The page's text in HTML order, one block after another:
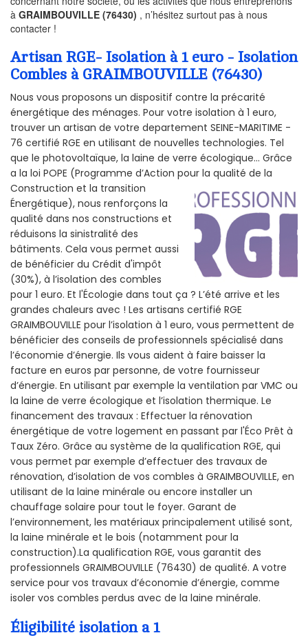
à GRAIMBOUVILLE (76430) , n’hésitez surtout pas à nous
contacter !
Artisan RGE- Isolation à 1 euro - Isolation
Combles à GRAIMBOUVILLE (76430)
Nous vous proposons un dispositif contre la précarité
énergétique des ménages. Pour votre isolation à 1 euro,
trouver un artisan de votre departement SEINE-MARITIME -
76 certifié RGE en utilisant de nouvelles technologies. Tel
que le photovoltaïque, la laine de verre écologique... Grâce
a la loi POPE (Programme d’Action pour la qualité de la
Construction et la transition
Énergétique), nous renforçons la
qualité dans nos constructions et
réduisons la sinistralité des
bâtiments. Cela vous permet aussi
de bénéficier du Crédit d'impôt
(30%), à l’isolation des combles
pour 1 euro. Et l'Écologie dans tout ça ? L’été arrive et les
grandes chaleurs avec ! Les artisans certifié RGE
GRAIMBOUVILLE pour l’isolation à 1 euro, vous permettent de
bénéficier des conseils de professionnels spécialisé dans
l’économie d’énergie. Ils vous aident à faire baisser la
facture en euros par personne, de votre fournisseur
d’énergie. En utilisant par exemple la ventilation par VMC ou
la laine de verre écologique et l’isolation thermique. Le
financement des travaux : Effectuer la rénovation
énergétique de votre logement en passant par l'Éco Prêt à
Taux Zéro. Grâce au système de la qualification RGE, qui
vous permet par exemple d’effectuer des travaux de
rénovation, d’isolation de vos combles à GRAIMBOUVILLE, en
utilisant de la laine minérale ou encore installer un
chauffage solaire pour tout le foyer. Garant de
l’environnement, les matériaux principalement utilisé sont,
la laine minérale et le bois (notamment pour la
construction).La qualification RGE, vous garantit des
professionnels GRAIMBOUVILLE (76430) de qualité. A votre
service pour vos travaux d’économie d’énergie, comme
isoler vos combles perdus avec de la laine minérale.
Éligibilité isolation a 1